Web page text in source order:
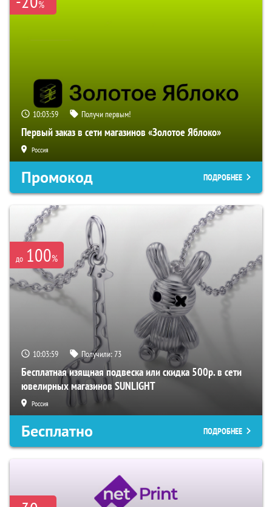
%
10:03:58 Получи первым!
Первый заказ в сети магазинов «Золотое Яблоко»
Россия
Промокод ПОДРОБНЕЕ
до 100%
10:03:58 Получили:73
Бесплатная изящная подвеска или скидка 500р. в сети
ювелирных магазинов SUNLIGHT
Россия
Бесплатно ПОДРОБНЕЕ